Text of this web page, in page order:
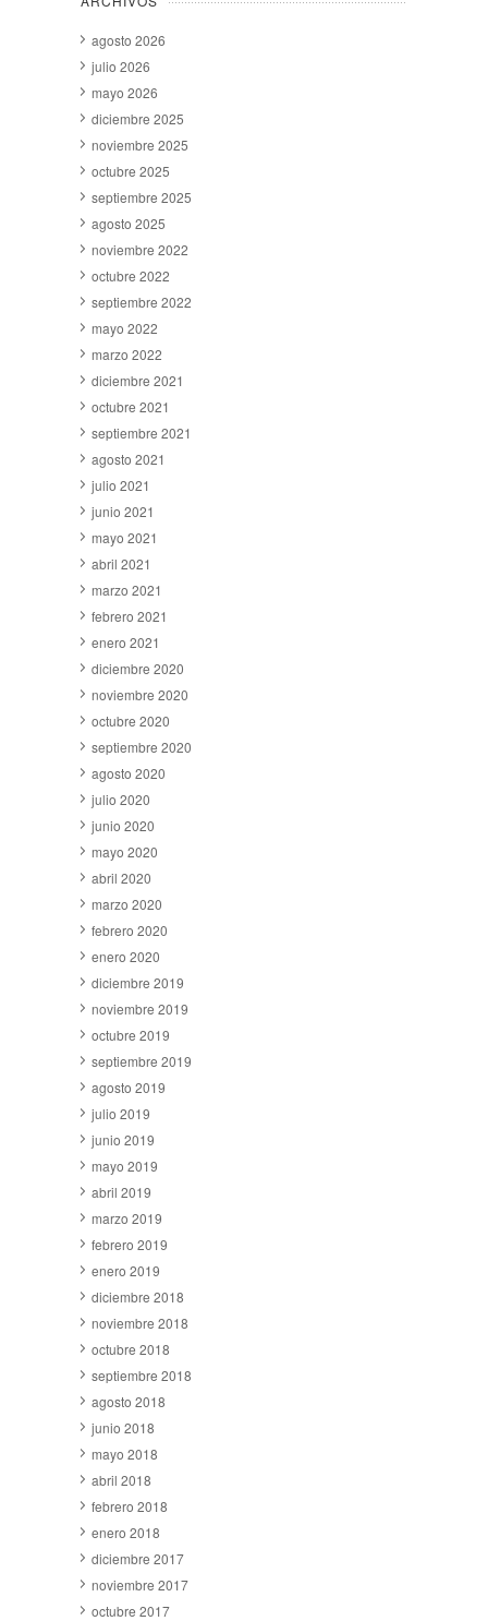
agosto 2026
julio 2026
mayo 2026
diciembre 2025
noviembre 2025
octubre 2025
septiembre 2025
agosto 2025
noviembre 2022
octubre 2022
septiembre 2022
mayo 2022
marzo 2022
diciembre 2021
octubre 2021
septiembre 2021
agosto 2021
julio 2021
junio 2021
mayo 2021
abril 2021
marzo 2021
febrero 2021
enero 2021
diciembre 2020
noviembre 2020
octubre 2020
septiembre 2020
agosto 2020
julio 2020
junio 2020
mayo 2020
abril 2020
marzo 2020
febrero 2020
enero 2020
diciembre 2019
noviembre 2019
octubre 2019
septiembre 2019
agosto 2019
julio 2019
junio 2019
mayo 2019
abril 2019
marzo 2019
febrero 2019
enero 2019
diciembre 2018
noviembre 2018
octubre 2018
septiembre 2018
agosto 2018
junio 2018
mayo 2018
abril 2018
febrero 2018
enero 2018
diciembre 2017
noviembre 2017
octubre 2017